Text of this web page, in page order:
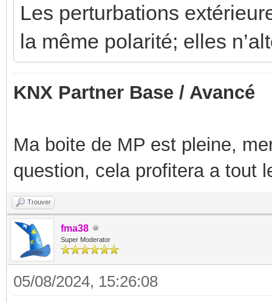
Les perturbations
la même polarité; elles
KNX Partner Base / Avancé
Ma boite de MP est pleine,
question, cela profitera a tout
Trouver
fma38
Super Moderator
05/08/2024, 15:26:08